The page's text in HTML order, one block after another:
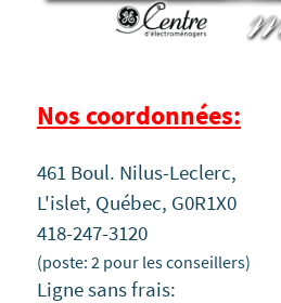
Nos coordonnées:
461 Boul. Nilus-Leclerc,
L'islet, Québec, G0R1X0
418-247-3120
(poste: 2 pour les conseillers)
Ligne sans frais: